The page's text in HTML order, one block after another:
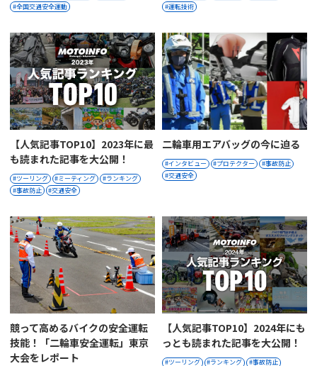
全国交通安全運動
運転技術
【人気記事TOP10】2023年に最
も読まれた記事を大公開！
ツーリング ミーティング
ランキング
事故防止
交通安全
二輪車用エアバッグの今に迫る
インタビュー プロテクター
事故防止
交通安全
競って高めるバイクの安全運転
技能！「二輪車安全運転」東京
大会をレポート
【人気記事TOP10】2024年にも
っとも読まれた記事を大公開！
ツーリング ランキング 事故防止